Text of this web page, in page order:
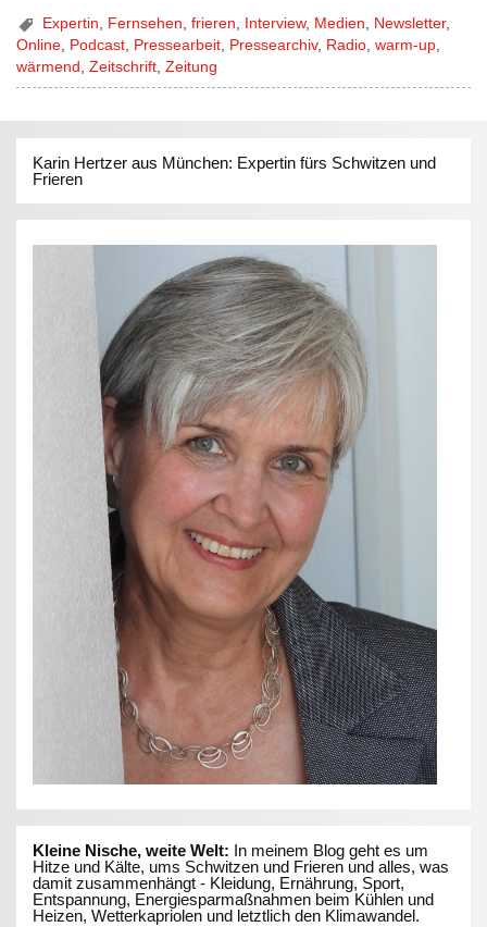
Expertin, Fernsehen,frieren, Interview, Medien, Newsletter,
Online, Podcast, Pressearbeit, Pressearchiv, Radio,warm-up,
wärmend ,Zeitschrift,Zeitung
Karin Hertzer aus München: Expertin fürs Schwitzen und
Frieren
Kleine Nische, weite Welt: In meinem Blog geht es um
Hitze und Kälte, ums Schwitzen und Frieren und alles, was
damit zusammenhängt - Kleidung, Ernährung, Sport,
Entspannung, Energiesparmaßnahmen beim Kühlen und
Heizen, Wetterkapriolen und letztlich den Klimawandel.